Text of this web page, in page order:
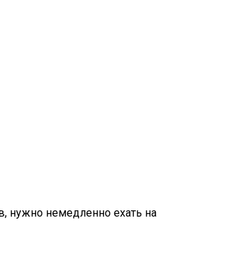
нужно немедленно ехать на